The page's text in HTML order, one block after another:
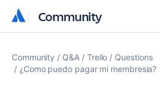
Community
Community
Community Q&A Trello
Questions
¿Como puedo pagar mi membresia?